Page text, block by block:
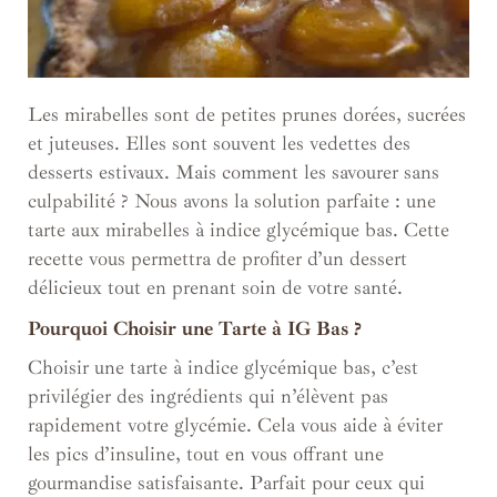
Les mirabelles sont de petites prunes dorées, sucrées
et juteuses. Elles sont souvent les vedettes des
desserts estivaux. Mais comment les savourer sans
culpabilité ? Nous avons la solution parfaite : une
tarte aux mirabelles à indice glycémique bas. Cette
recette vous permettra de profiter d’un dessert
délicieux tout en prenant soin de votre santé.
Pourquoi Choisir une Tarte à IG Bas ?
Choisir une tarte à indice glycémique bas, c’est
privilégier des ingrédients qui n’élèvent pas
rapidement votre glycémie. Cela vous aide à éviter
les pics d’insuline, tout en vous offrant une
gourmandise satisfaisante. Parfait pour ceux qui